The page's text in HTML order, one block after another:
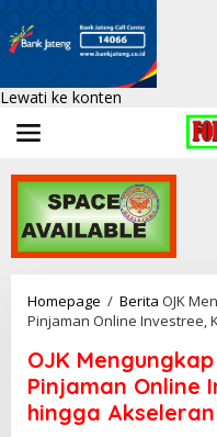
Lewati ke konten
Homepage / Berita OJK
Pinjaman Online Investree,
OJK
Pinjaman Online
hingga Akseleran